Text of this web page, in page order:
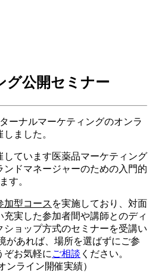
グ公開セミナー
ーナルマーケティングのオンラ
ました。
ています医薬品マーケティング
ンドマネージャーのための入門的
す。
加型コース を実施しており、対面
実した参加者間や講師とのディ
ショップ方式のセミナーを受講い
があれば、場所を選ばずにご参
ぞお気軽に ご相談 ください。
ンライン開催実績）